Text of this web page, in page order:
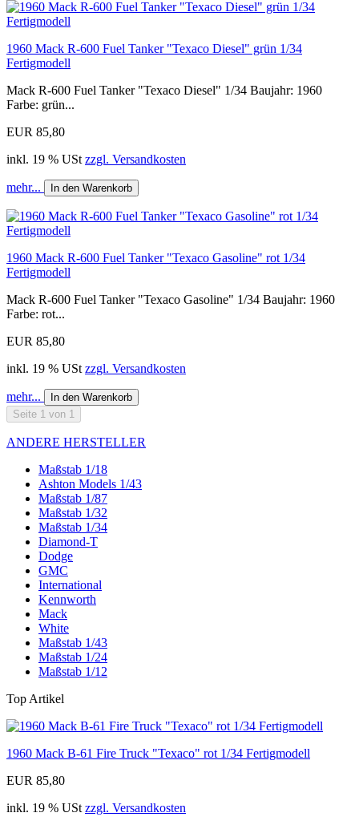
1960 Mack R-600 Fuel Tanker "Texaco Diesel" grün 1/34
Fertigmodell
Mack R-600 Fuel Tanker "Texaco Diesel" 1/34 Baujahr: 1960
Farbe: grün...
EUR 85,80
inkl. 19 % USt zzgl. Versandkosten
mehr... In den Warenkorb
1960 Mack R-600 Fuel Tanker "Texaco Gasoline" rot 1/34
Fertigmodell
Mack R-600 Fuel Tanker "Texaco Gasoline" 1/34 Baujahr: 1960
Farbe: rot...
EUR 85,80
inkl. 19 % USt zzgl. Versandkosten
mehr...
In den Warenkorb
Seite 1 von 1
ANDERE HERSTELLER
Maßstab 1/18
Ashton Models 1/43
Maßstab 1/87
Maßstab 1/32
Maßstab 1/34
Diamond-T
Dodge
GMC
International
Kennworth
Mack
White
Maßstab 1/43
Maßstab 1/24
Maßstab 1/12
Top Artikel
1960 Mack B-61 Fire Truck "Texaco" rot 1/34 Fertigmodell
EUR 85,80
inkl. 19 % USt zzgl. Versandkosten